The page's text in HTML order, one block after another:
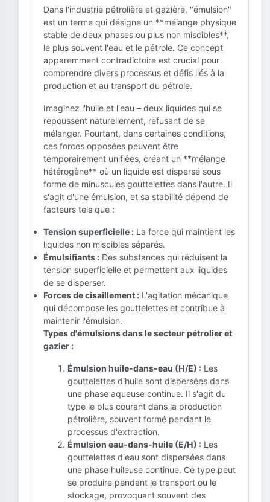
Dans l'industrie pétrolière et gazière, "émulsion"
est un terme qui désigne un **mélange physique
stable de deux phases ou plus non miscibles**,
le plus souvent l'eau et le pétrole. Ce concept
apparemment contradictoire est crucial pour
comprendre divers processus et défis liés à la
production et au transport du pétrole.
Imaginez l'huile et l'eau – deux liquides qui se
repoussent naturellement, refusant de se
mélanger. Pourtant, dans certaines conditions,
ces forces opposées peuvent être
temporairement unifiées, créant un **mélange
hétérogène** où un liquide est dispersé sous
forme de minuscules gouttelettes dans l'autre. Il
s'agit d'une émulsion, et sa stabilité dépend de
facteurs tels que :
Tension superficielle : La force qui maintient les
liquides non miscibles séparés.
Émulsifiants : Des substances qui réduisent la
tension superficielle et permettent aux liquides
de se disperser.
Forces de cisaillement : L'agitation mécanique
qui décompose les gouttelettes et contribue à
maintenir l'émulsion.
Types d'émulsions dans le secteur pétrolier et
gazier :
Émulsion huile-dans-eau (H/E) : Les
gouttelettes d'huile sont dispersées dans
une phase aqueuse continue. Il s'agit du
type le plus courant dans la production
pétrolière, souvent formé pendant le
processus d'extraction.
Émulsion eau-dans-huile (E/H) : Les
gouttelettes d'eau sont dispersées dans
une phase huileuse continue. Ce type peut
se produire pendant le transport ou le
stockage, provoquant souvent des